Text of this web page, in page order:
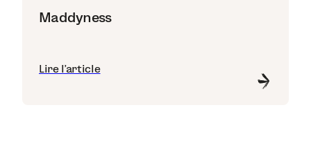
Maddyness
Lire l'article